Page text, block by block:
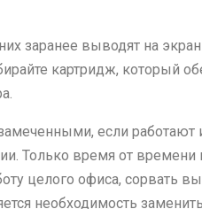
заранее выводят на
картридж, который
если работают
Только время от времени
целого офиса, сорвать
необходимость